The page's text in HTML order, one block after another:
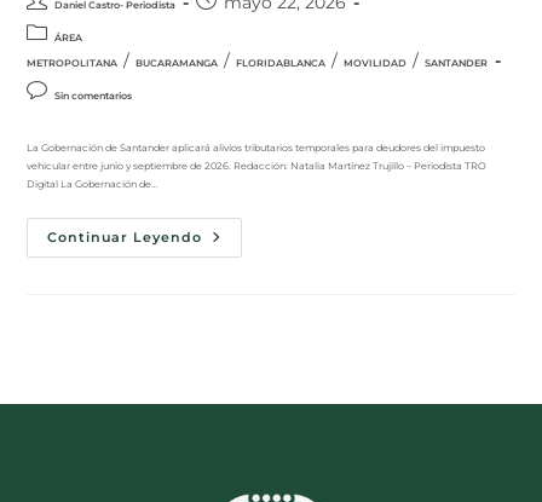
Daniel Castro- Periodista
ÁREA
METROPOLITANA / BUCARAMANGA / FLORIDABLANCA / MOVILIDAD / SANTANDER
Sin comentarios
La Gobernación de Santander aplicará alivios tributarios temporales para deudores del impuesto
vehicular entre junio y septiembre de 2026. Redacción: Natalia Martínez Trujillo – Periodista TRO
Digital La Gobernación de…
Continuar Leyendo